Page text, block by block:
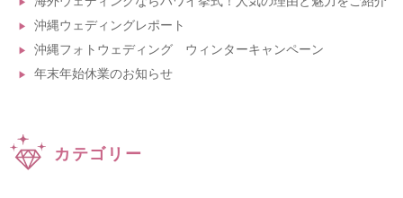
沖縄ウェディングレポート
沖縄フォトウェディング ウィンターキャンペーン
年末年始休業のお知らせ
カテゴリー